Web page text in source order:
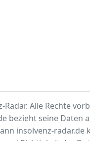
Radar. Alle Rechte
bezieht seine Daten
insolvenz-radar.de